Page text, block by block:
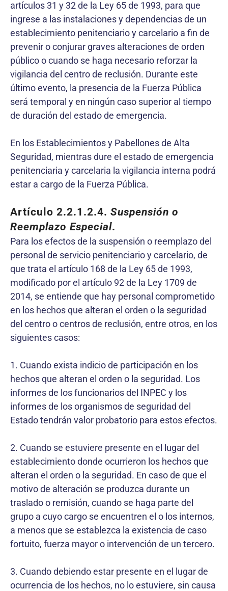
artículos 31 y 32 de la Ley 65 de 1993, para que
ingrese a las instalaciones y dependencias de un
establecimiento penitenciario y carcelario a fin de
prevenir o conjurar graves alteraciones de orden
público o cuando se haga necesario reforzar la
vigilancia del centro de reclusión. Durante este
último evento, la presencia de la Fuerza Pública
será temporal y en ningún caso superior al tiempo
de duración del estado de emergencia.
En los Establecimientos y Pabellones de Alta
Seguridad, mientras dure el estado de emergencia
penitenciaria y carcelaria la vigilancia interna podrá
estar a cargo de la Fuerza Pública.
Artículo 2.2.1.2.4. Suspensión o
Reemplazo Especial.
Para los efectos de la suspensión o reemplazo del
personal de servicio penitenciario y carcelario, de
que trata el artículo 168 de la Ley 65 de 1993,
modificado por el artículo 92 de la Ley 1709 de
2014, se entiende que hay personal comprometido
en los hechos que alteran el orden o la seguridad
del centro o centros de reclusión, entre otros, en los
siguientes casos:
1. Cuando exista indicio de participación en los
hechos que alteran el orden o la seguridad. Los
informes de los funcionarios del INPEC y los
informes de los organismos de seguridad del
Estado tendrán valor probatorio para estos efectos.
2. Cuando se estuviere presente en el lugar del
establecimiento donde ocurrieron los hechos que
alteran el orden o la seguridad. En caso de que el
motivo de alteración se produzca durante un
traslado o remisión, cuando se haga parte del
grupo a cuyo cargo se encuentren el o los internos,
a menos que se establezca la existencia de caso
fortuito, fuerza mayor o intervención de un tercero.
3. Cuando debiendo estar presente en el lugar de
ocurrencia de los hechos, no lo estuviere, sin causa